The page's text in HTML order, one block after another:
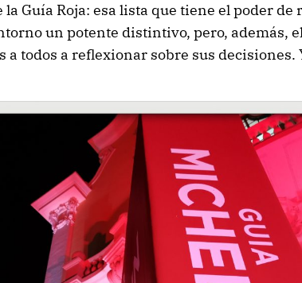
Guía Roja: esa lista que tiene el poder de
un potente distintivo, pero, además,
todos a reflexionar sobre sus decisiones.